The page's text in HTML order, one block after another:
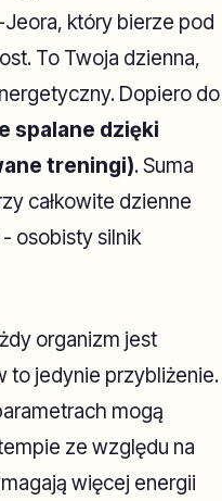
który bierze pod
To Twoja dzienna,
Dopiero do
spalane dzięki
treningi). Suma
całkowite dzienne
osobisty silnik
organizm jest
to jedynie przybliżenie.
mogą
ze względu na
więcej energii